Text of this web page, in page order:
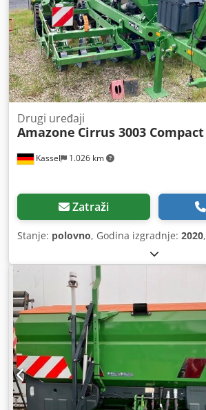
Kassel 1.026 km
Drugi uređaji
Amazone Cirrus 3003 Compact
Zatraži
Stanje: polovno, Godina izgradnje: 2020,